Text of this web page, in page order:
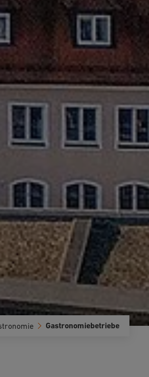
Gastronomiebetriebe